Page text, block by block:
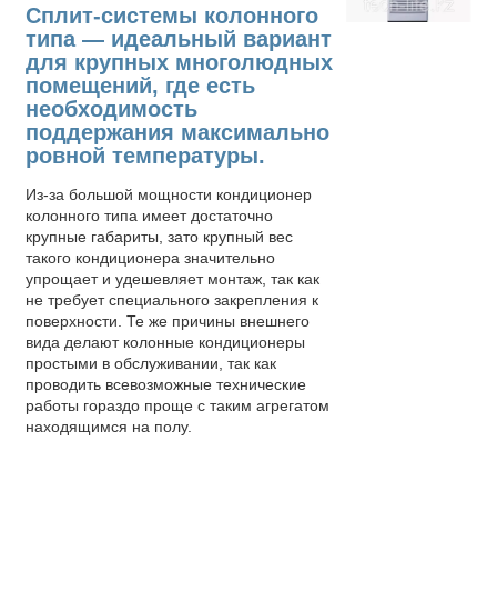
Сплит-системы колонного
типа — идеальный вариант
для крупных многолюдных
помещений, где есть
необходимость
поддержания максимально
ровной температуры.
Из-за большой мощности кондиционер
колонного типа имеет достаточно
крупные габариты, зато крупный вес
такого кондиционера значительно
упрощает и удешевляет монтаж, так как
не требует специального закрепления к
поверхности. Те же причины внешнего
вида делают колонные кондиционеры
простыми в обслуживании, так как
проводить всевозможные технические
работы гораздо проще с таким агрегатом
находящимся на полу.